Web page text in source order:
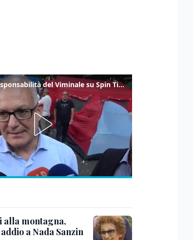
Gualtieri: "Responsabilità del Viminale su Spin Time? La posizione dei partiti è nota"
montagna,
a Nada Sanzin